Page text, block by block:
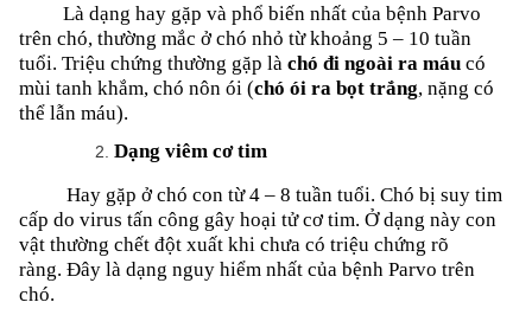
Là dạng hay gặp và phổ biến nhất của bệnh Parvo
trên chó, thường mắc ở chó nhỏ từ khoảng 5 – 10 tuần
tuổi. Triệu chứng thường gặp là chó đi ngoài ra máu có
mùi tanh khắm, chó nôn ói (chó ói ra bọt trắng, nặng có
thể lẫn máu).
Dạng viêm cơ tim
Hay gặp ở chó con từ 4 – 8 tuần tuổi. Chó bị suy tim
cấp do virus tấn công gây hoại tử cơ tim. Ở dạng này con
vật thường chết đột xuất khi chưa có triệu chứng rõ
ràng. Đây là dạng nguy hiểm nhất của bệnh Parvo trên
chó.